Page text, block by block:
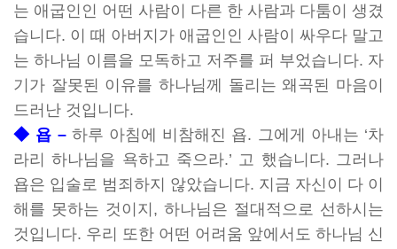
는 애굽인인 어떤 사람이 다른 한 사람과 다툼이 생겼
습니다. 이 때 아버지가 애굽인인 사람이 싸우다 말고
는 하나님 이름을 모독하고 저주를 퍼 부었습니다. 자
기가 잘못된 이유를 하나님께 돌리는 왜곡된 마음이
드러난 것입니다.
◆ 욥 –하루 아침에 비참해진 욥. 그에게 아내는 ‘차
라리 하나님을 욕하고 죽으라.’ 고 했습니다. 그러나
욥은 입술로 범죄하지 않았습니다. 지금 자신이 다 이
해를 못하는 것이지, 하나님은 절대적으로 선하시는
것입니다. 우리 또한 어떤 어려움 앞에서도 하나님 신